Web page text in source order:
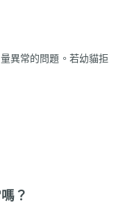
異常的問題。若幼貓拒
？